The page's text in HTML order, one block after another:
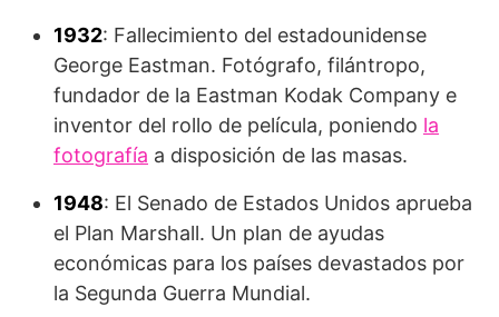
1932: Fallecimiento del estadounidense
George Eastman. Fotógrafo, filántropo,
fundador de la Eastman Kodak Company e
inventor del rollo de película, poniendo la
fotografía a disposición de las masas.​
1948: El Senado de Estados Unidos aprueba
el Plan Marshall. Un plan de ayudas
económicas para los países devastados por
la Segunda Guerra Mundial.